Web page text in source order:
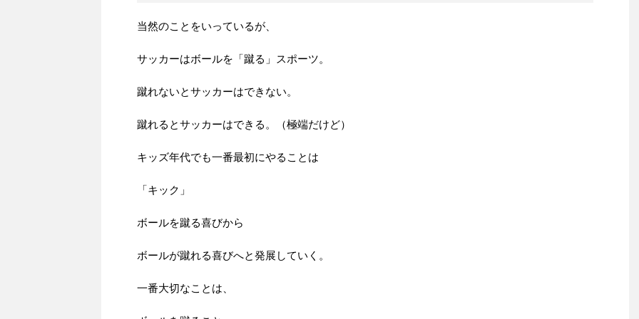
当然のことをいっているが、
サッカーはボールを「蹴る」スポーツ。
蹴れないとサッカーはできない。
蹴れるとサッカーはできる。（極端だけど）
キッズ年代でも一番最初にやることは
「キック」
ボールを蹴る喜びから
ボールが蹴れる喜びへと発展していく。
一番大切なことは、